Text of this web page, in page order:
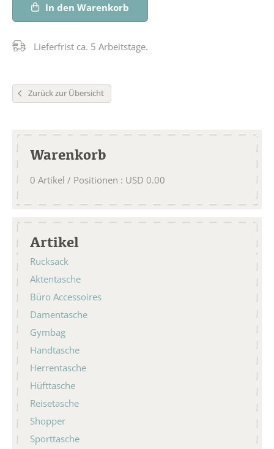
In den Warenkorb
Lieferfrist ca. 5 Arbeitstage.
Zurück zur Übersicht
Warenkorb
0 Artikel / Positionen : USD 0.00
Artikel
Rucksack
Aktentasche
Büro Accessoires
Damentasche
Gymbag
Handtasche
Herrentasche
Hüfttasche
Reisetasche
Shopper
Sporttasche